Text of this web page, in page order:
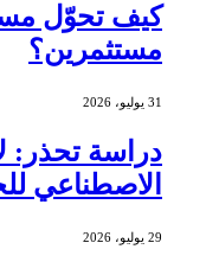
كيف تحوّل
مستثمرين؟
31 يوليو، 2026
دراسة تحذر:
الاصطناعي
29 يوليو، 2026